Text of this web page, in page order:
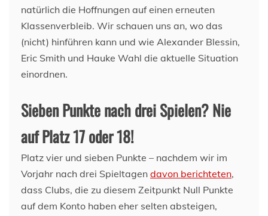
natürlich die Hoffnungen auf einen erneuten
Klassenverbleib. Wir schauen uns an, wo das
(nicht) hinführen kann und wie Alexander Blessin,
Eric Smith und Hauke Wahl die aktuelle Situation
einordnen.
Sieben Punkte nach drei Spielen? Nie
auf Platz 17 oder 18!
Platz vier und sieben Punkte – nachdem wir im
Vorjahr nach drei Spieltagen davon berichteten,
dass Clubs, die zu diesem Zeitpunkt Null Punkte
auf dem Konto haben eher selten absteigen,